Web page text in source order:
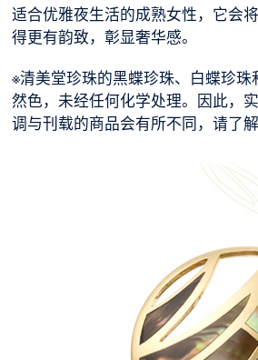
适合优雅夜生活的成熟女性，它会
得更有韵致，彰显奢华感。
※清美堂珍珠的黑蝶珍珠、白蝶珍珠
然色，未经任何化学处理。因此，
调与刊载的商品会有所不同，请了解